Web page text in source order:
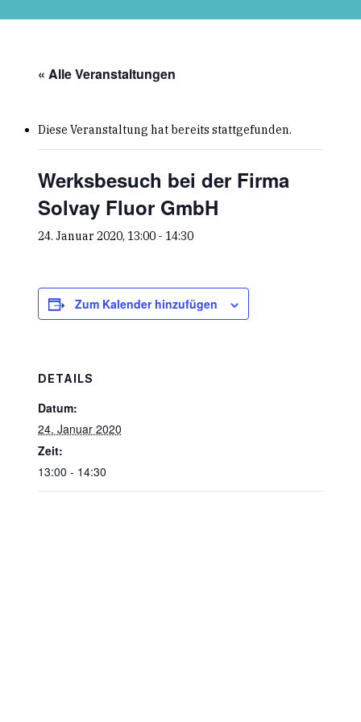
« Alle Veranstaltungen
Diese Veranstaltung hat bereits stattgefunden.
Werksbesuch bei der Firma
Solvay Fluor GmbH
24. Januar 2020, 13:00- 14:30
Zum Kalender hinzufügen
DETAILS
Datum:
24. Januar 2020
Zeit:
13:00 - 14:30